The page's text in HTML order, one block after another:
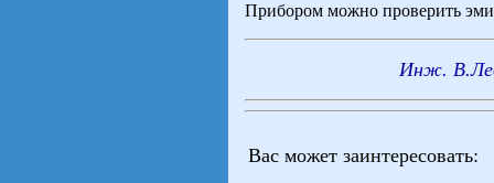
Прибором можно проверить
Инж.
Вас может заинтересовать: